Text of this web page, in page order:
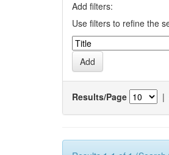
Add filters:
Use filters to refine the
Results/Page |